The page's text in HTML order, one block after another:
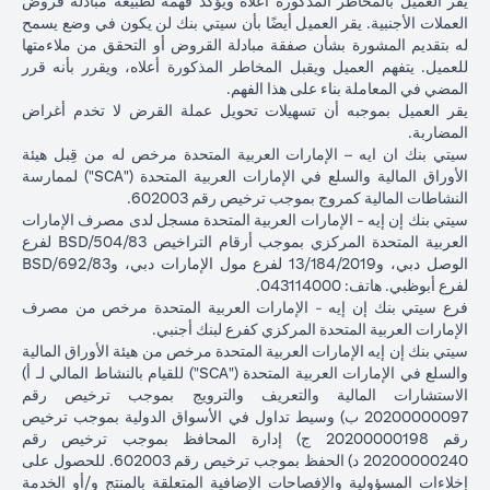
بعد شهر
واحد
إجمالي
الربح /
الخسارة
إجمالي الخسارة =
1,959.18 دولار
دولار أمريكي ناقص
102,125.85 دولار
أمريكي)
إجمالي الربح =
83.34 دولار
أمريكي
(100,166.67 دولار
أمريكي ناقص
100,083.33 دولار
أمريكي)
إجمالي الربح
2,045.75
دولار
98,120.92)
الأسعار المذكورة في الجدول التوضيحي أعلاه (أ) تشمل الفارق السعري
المستحق البنك؛ و (ب) لا تدل على أسعار الفائدة السابقة أو المستقبلية أو
أسعار الصرف الفورية.
يرجى ملاحظة النقاط التالية عند إجراء معاملات تحويل عملة القرض:
تتوقف قدرتك على القيام بمعاملات تحويل عملة القرض على توافر
هامش كافٍ في محفظتك، ذلك أن نقص الهامش الناتج عن ارتفاع قيمة
عملة القرض الحالية من شأنه أن يؤثر على قدرتك على إجراء معاملات
تحويل عملة القرض. قد تتطلب معاملات تحويل عملة القرض إيداع أموال
إضافية (طلب الهامش) بسبب تقلبات العملات الأجنبية، مما يؤدي إلى
ارتفاع قيمة عملة القرض الجديدة مقابل عملة قرضك السابقة.
تأتي عملات القروض المختلفة بأسعار فائدة مختلفة، بعضها أعلى وبعضها
العملات الأجنبية. يقر العميل أيضًا بأن سيتي بنك لن يكون في وضع يسمح
له بتقديم المشورة بشأن صفقة مبادلة القروض أو التحقق من ملاءمتها
للعميل. يتفهم العميل ويقبل المخاطر المذكورة أعلاه، ويقرر بأنه قرر
المضي في المعاملة بناء على هذا الفهم.
يقر العميل بموجبه أن تسهيلات تحويل عملة القرض لا تخدم أغراض
المضاربة.
سيتي بنك ان ايه – الإمارات العربية المتحدة مرخص له من قِبل هيئة
الأوراق المالية والسلع في الإمارات العربية المتحدة ("SCA") لممارسة
النشاطات المالية كمروج بموجب ترخيص رقم 602003.
سيتي بنك إن إيه - الإمارات العربية المتحدة مسجل لدى مصرف الإمارات
العربية المتحدة المركزي بموجب أرقام التراخيص BSD/504/83 لفرع
الوصل دبي، و13/184/2019 لفرع مول الإمارات دبي، وBSD/692/83
لفرع أبوظبي. هاتف: 043114000.
فرع سيتي بنك إن إيه - الإمارات العربية المتحدة مرخص من مصرف
الإمارات العربية المتحدة المركزي كفرع لبنك أجنبي.
سيتي بنك إن إيه الإمارات العربية المتحدة مرخص من هيئة الأوراق المالية
والسلع في الإمارات العربية المتحدة ("SCA") للقيام بالنشاط المالي لـ أ)
الاستشارات المالية والتعريف والترويج بموجب ترخيص رقم
20200000097 ب) وسيط تداول في الأسواق الدولية بموجب ترخيص
رقم 20200000198 ج) إدارة المحافظ بموجب ترخيص رقم
20200000240 د) الحفظ بموجب ترخيص رقم 602003. للحصول على
إخلاءات المسؤولية والإفصاحات الإضافية المتعلقة بالمنتج و/أو الخدمة